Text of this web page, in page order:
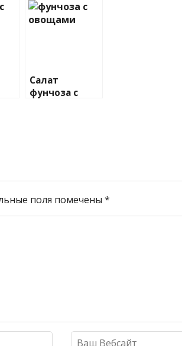
Салат
фунчоза с
поля помечены *